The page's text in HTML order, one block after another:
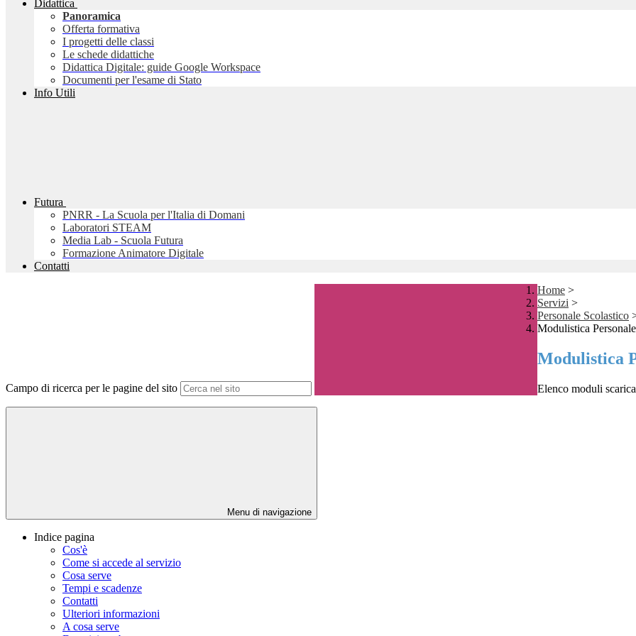
Didattica
Panoramica
Offerta formativa
I progetti delle classi
Le schede didattiche
Didattica Digitale: guide Google Workspace
Documenti per l'esame di Stato
Info Utili
Futura
PNRR - La Scuola per l'Italia di Domani
Laboratori STEAM
Media Lab - Scuola Futura
Formazione Animatore Digitale
Contatti
Campo di ricerca per le pagine del sito
Home >
Servizi >
Personale Scolastico
Modulistica
Modulistica
Elenco moduli
Menu di navigazione
Indice pagina
Cos'è
Come si accede al servizio
Cosa serve
Tempi e scadenze
Contatti
Ulteriori informazioni
A cosa serve